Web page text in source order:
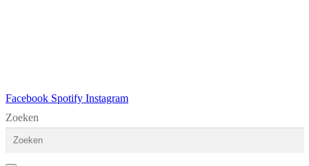
Facebook Spotify Instagram
Zoeken